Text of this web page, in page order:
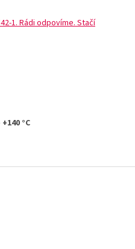
1. Rádi odpovíme. Stačí
°C